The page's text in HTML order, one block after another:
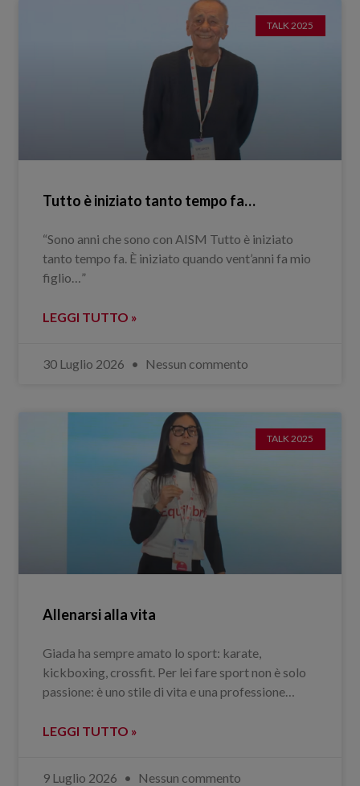
TALK 2025
Tutto è iniziato tanto tempo fa…
“Sono anni che sono con AISM Tutto è iniziato
tanto tempo fa. È iniziato quando vent’anni fa mio
figlio…”
LEGGI TUTTO »
30 Luglio 2026 Nessun commento
TALK 2025
Allenarsi alla vita
Giada ha sempre amato lo sport: karate,
kickboxing, crossfit. Per lei fare sport non è solo
passione: è uno stile di vita e una professione…
LEGGI TUTTO »
9 Luglio 2026 Nessun commento